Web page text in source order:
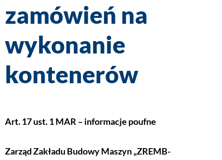
zamówień na
wykonanie
kontenerów
Art. 17 ust. 1 MAR – informacje poufne
Zarząd Zakładu Budowy Maszyn „ZREMB-